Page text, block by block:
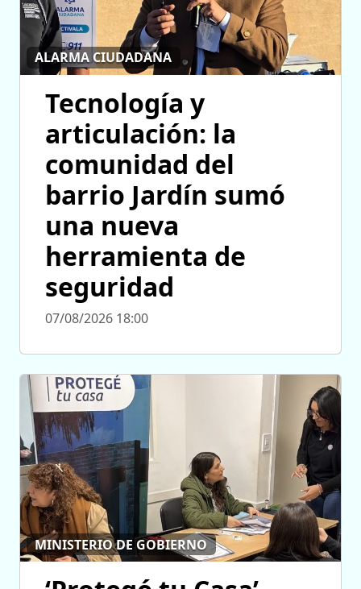
ALARMA CIUDADANA
Tecnología y
articulación: la
comunidad del
barrio Jardín sumó
una nueva
herramienta de
seguridad
07/08/2026 18:00
MINISTERIO DE GOBIERNO